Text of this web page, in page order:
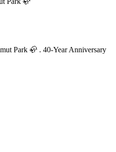
Park 🦣 . 40-Year Anniversary